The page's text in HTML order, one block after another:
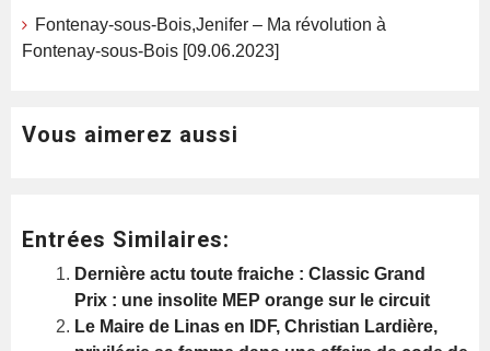
Fontenay-sous-Bois,Jenifer – Ma révolution à
Fontenay-sous-Bois [09.06.2023]
Vous aimerez aussi
Entrées Similaires:
Dernière actu toute fraiche : Classic Grand
Prix : une insolite MEP orange sur le circuit
Le Maire de Linas en IDF, Christian Lardière,